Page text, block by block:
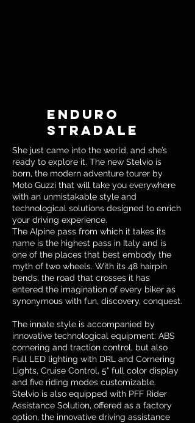
ENDURO
STRADALE
She just came into the world, and she’s
ready to explore it. The new Stelvio is
born, the modern adventure tourer by
Moto Guzzi that will take you everywhere
with an unmistakable style and
technological solutions designed to enrich
your driving experience.
The Alpine pass from which it takes its
name is the highest pass in Italy and is
one of the places that best embody the
myth of two wheels. With its 48 hairpin
bends, the road that crosses it has
entered the imagination of every biker as
synonymous with fun, discovery, conquest.
The innate style is accompanied by
innovative technological equipment: ABS
cornering and traction control, but also
Full LED lighting with DRL and Cornering
Lights, Cruise Control, 5" full color display
and five riding modes customizable.
Stelvio is also equipped with PFF Rider
Assistance Solution, offered as a factory
option, the innovative driving assistance